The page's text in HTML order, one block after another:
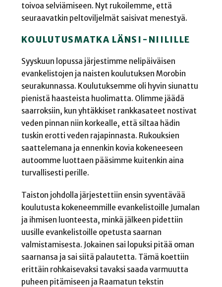
toivoa selviämiseen. Nyt rukoilemme, että
seuraavatkin peltoviljelmät saisivat menestyä.
KOULUTUSMATKA LÄNSI-NIILILLE
Syyskuun lopussa järjestimme nelipäiväisen
evankelistojen ja naisten koulutuksen Morobin
seurakunnassa. Koulutuksemme oli hyvin siunattu
pienistä haasteista huolimatta. Olimme jäädä
saarroksiin, kun yhtäkkiset rankkasateet nostivat
veden pinnan niin korkealle, että siltaa hädin
tuskin erotti veden rajapinnasta. Rukouksien
saattelemana ja ennenkin kovia kokeneeseen
autoomme luottaen pääsimme kuitenkin aina
turvallisesti perille.
Taiston johdolla järjestettiin ensin syventävää
koulutusta kokeneemmille evankelistoille Jumalan
ja ihmisen luonteesta, minkä jälkeen pidettiin
uusille evankelistoille opetusta saarnan
valmistamisesta. Jokainen sai lopuksi pitää oman
saarnansa ja sai siitä palautetta. Tämä koettiin
erittäin rohkaisevaksi tavaksi saada varmuutta
puheen pitämiseen ja Raamatun tekstin